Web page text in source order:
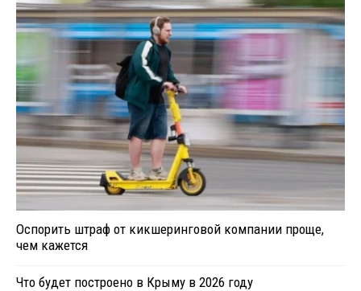
Оспорить штраф от кикшеринговой компании проще,
чем кажется
Что будет построено в Крыму в 2026 году